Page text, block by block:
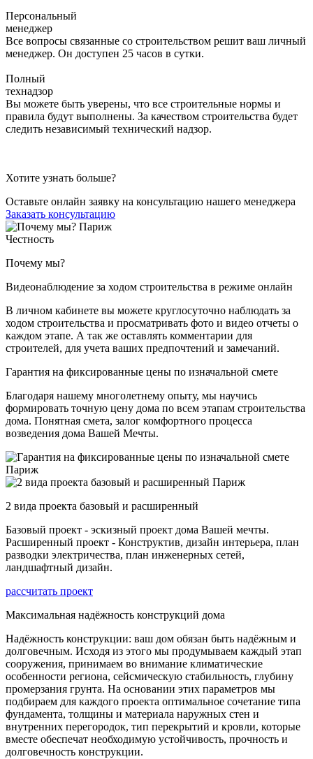
Персональный
менеджер
Все вопросы связанные со строительством решит ваш личный
менеджер. Он доступен 25 часов в сутки.
Полный
технадзор
Вы можете быть уверены, что все строительные нормы и
правила будут выполнены. За качеством строительства будет
следить независимый технический надзор.
Хотите узнать больше?
Оставьте онлайн заявку на консультацию нашего менеджера
Заказать консультацию
Честность
Почему мы?
Видеонаблюдение за ходом строительства в режиме онлайн
В личном кабинете вы можете круглосуточно наблюдать за
ходом строительства и просматривать фото и видео отчеты о
каждом этапе. А так же оставлять комментарии для
строителей, для учета ваших предпочтений и замечаний.
Гарантия на фиксированные цены по изначальной смете
Благодаря нашему многолетнему опыту, мы научись
формировать точную цену дома по всем этапам строительства
дома. Понятная смета, залог комфортного процесса
возведения дома Вашей Мечты.
2 вида проекта базовый и расширенный
Базовый проект - эскизный проект дома Вашей мечты.
Расширенный проект - Конструктив, дизайн интерьера, план
разводки электричества, план инженерных сетей,
ландшафтный дизайн.
рассчитать проект
Максимальная надёжность конструкций дома
Надёжность конструкции: ваш дом обязан быть надёжным и
долговечным. Исходя из этого мы продумываем каждый этап
сооружения, принимаем во внимание климатические
особенности региона, сейсмическую стабильность, глубину
промерзания грунта. На основании этих параметров мы
подбираем для каждого проекта оптимальное сочетание типа
фундамента, толщины и материала наружных стен и
внутренних перегородок, тип перекрытий и кровли, которые
вместе обеспечат необходимую устойчивость, прочность и
долговечность конструкции.